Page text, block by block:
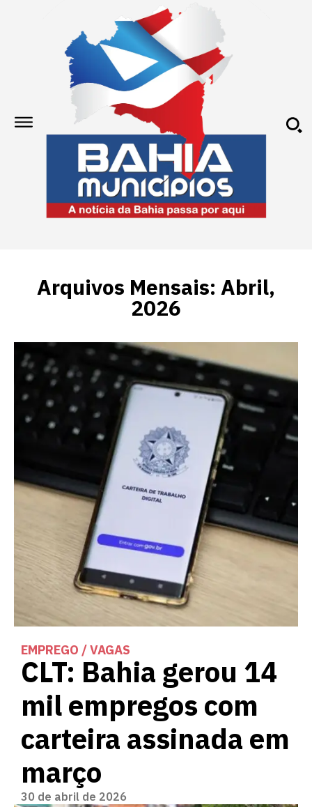
Arquivos Mensais: Abril,
2026
EMPREGO / VAGAS
CLT: Bahia gerou 14
mil empregos com
carteira assinada em
março
30 de abril de 2026